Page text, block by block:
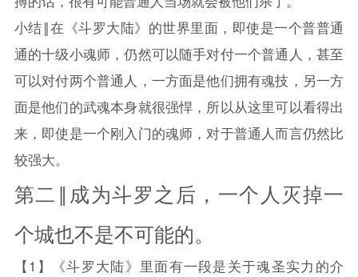
小结‖在《斗罗大陆》的世界里面，即使是一个普普通
通的十级小魂师，仍然可以随手对付一个普通人，甚至
可以对付两个普通人，一方面是他们拥有魂技，另一方
面是他们的武魂本身就很强悍，所以从这里可以看得出
来，即使是一个刚入门的魂师，对于普通人而言仍然比
较强大。
第二‖成为斗罗之后，一个人灭掉一
个城也不是不可能的。
【1】《斗罗大陆》里面有一段是关于魂圣实力的介